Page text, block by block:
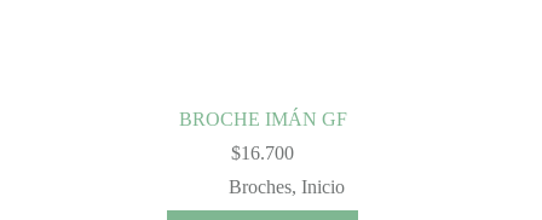
BROCHE IMÁN GF
$16.700
Broches,Inicio